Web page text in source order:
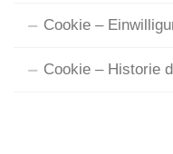
Cookie –
Cookie – Historie